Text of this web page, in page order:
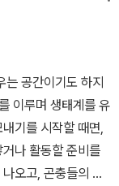
다리가 먼저 나오
1급수에서만 산다
서 밥 한 그릇이 일
농사 도우미들의
불어 벼농사를 짓는
다.
게되면 꼭 놓아줘
년새우는 미꾸라
동물들의 세계에 존
동물들에게는 참으
리가족이 살고 있어
리가 벼농사에 도움
경농법이라고 해서
를 통해서 보았는
는 공간이기도 하지
이루며 생태계를 유
기를 시작할 때면,
나 활동할 준비를
오고, 곤충들의 애